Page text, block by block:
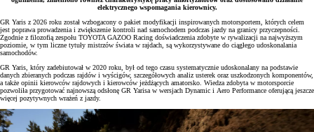
elektrycznego wspomagania kierownicy.
GR Yaris z 2026 roku został wzbogacony o pakiet modyfikacji inspirowanych motorsportem, których celem
jest poprawa prowadzenia i zwiększenie kontroli nad samochodem podczas jazdy na granicy przyczepności.
Zgodnie z filozofią zespołu TOYOTA GAZOO Racing doświadczenia zdobyte w rywalizacji na najwyższym
poziomie, w tym liczne tytuły mistrzów świata w rajdach, są wykorzystywane do ciągłego udoskonalania
samochodów.
GR Yaris, który zadebiutował w 2020 roku, był od tego czasu systematycznie udoskonalany na podstawie
danych zbieranych podczas rajdów i wyścigów, szczegółowych analiz usterek oraz uszkodzonych komponentów,
a także opinii kierowców rajdowych i kierowców jeżdżących amatorsko. Wiedza zdobyta w motorsporcie
pozwoliła przygotować najnowszą odsłonę GR Yarisa w wersjach Dynamic i Aero Performance oferującą jeszcze
więcej pozytywnych wrażeń z jazdy.